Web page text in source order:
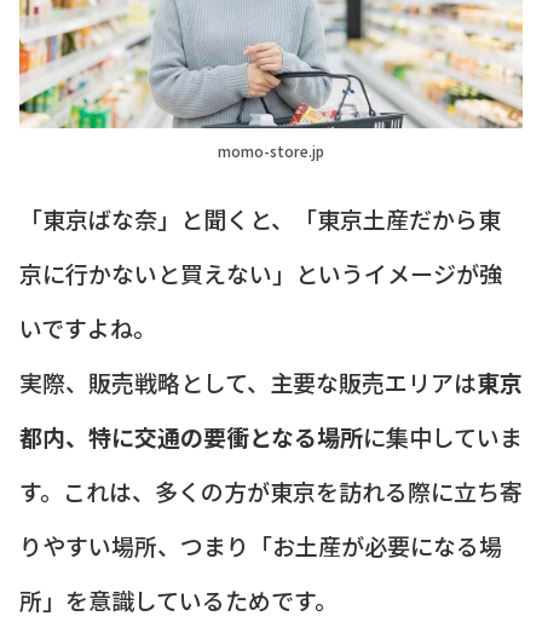
momo-store.jp
「東京ばな奈」と聞くと、「東京土産だから東
京に行かないと買えない」というイメージが強
いですよね。
実際、販売戦略として、主要な販売エリアは東京
都内、特に交通の要衝となる場所に集中していま
す。これは、多くの方が東京を訪れる際に立ち寄
りやすい場所、つまり「お土産が必要になる場
所」を意識しているためです。